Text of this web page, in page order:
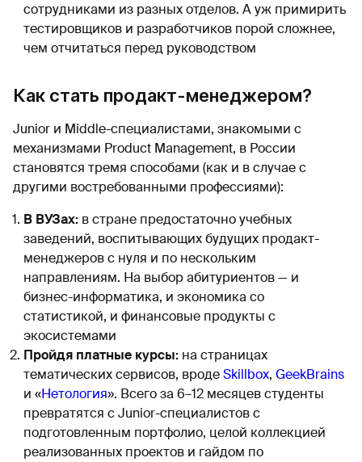
сотрудниками из разных отделов. А уж примирить
тестировщиков и разработчиков порой сложнее,
чем отчитаться перед руководством
Как стать продакт-менеджером?
Junior и Middle-специалистами, знакомыми с
механизмами Product Management, в России
становятся тремя способами (как и в случае с
другими востребованными профессиями):
В ВУЗах: в стране предостаточно учебных
заведений, воспитывающих будущих продакт-
менеджеров с нуля и по нескольким
направлениям. На выбор абитуриентов — и
бизнес-информатика, и экономика со
статистикой, и финансовые продукты с
экосистемами
Пройдя платные курсы: на страницах
тематических сервисов, вродеSkillbox, GeekBrains
и «Нетология». Всего за 6–12 месяцев студенты
превратятся с Junior-специалистов с
подготовленным портфолио, целой коллекцией
реализованных проектов и гайдом по